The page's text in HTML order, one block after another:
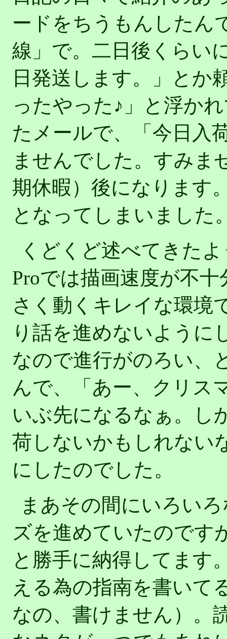
ードをちうもんしたん
線」で。二日後くらい
日発送します。」とか
ったやった♪」と浮か
たメールで、「今日入
ませんでした。すみま
期休暇）後になります
となってしまいました
くどくど述べてきた
Proでは描画速度が不
さく動くキレイな環境
り話を進めないように
なので進行がのろい、
んで、「あー、クリス
いぶ先になるなぁ。し
荷しないかもしれない
にしたのでした。
まあその間にいろい
ズを進めていたのです
と勝手に納得してます
える為の指南を書いて
なの、書けません）。